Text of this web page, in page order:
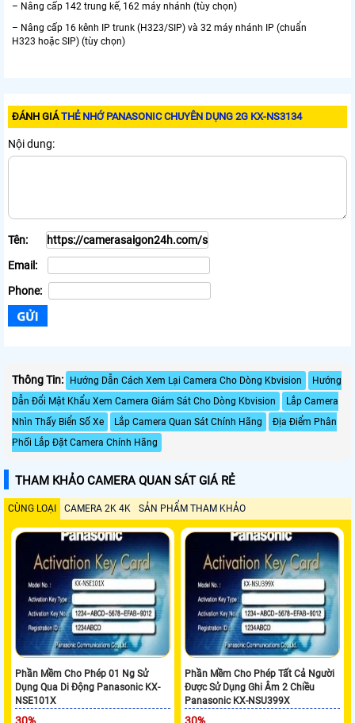
– Nâng cấp 142 trung kế, 162 máy nhánh (tùy chọn)
– Nâng cấp 16 kênh IP trunk (H323/SIP) và 32 máy nhánh IP (chuẩn
H323 hoặc SIP) (tùy chọn)
ĐÁNH GIÁTHẺ NHỚ PANASONIC CHUYÊN DỤNG 2G KX-NS3134
Nội dung:
Tên:
Email:
Phone:
Thông Tin: Hướng Dẫn Cách Xem Lại Camera Cho Dòng Kbvision
Hướng
Dẫn Đổi Mật Khẩu Xem Camera Giám Sát Cho Dòng Kbvision
Lắp Camera
Nhìn Thấy Biển Số Xe
Lắp Camera Quan Sát Chính Hãng
Địa Điểm Phân
Phối Lắp Đặt Camera Chính Hãng
THAM KHẢO CAMERA QUAN SÁT GIÁ RẺ
CÙNG LOẠI CAMERA 2K 4K SẢN PHẨM THAM KHẢO
Phần Mềm Cho Phép 01 Ng Sử
Dụng Qua Di Động Panasonic KX-
NSE101X
30%
Phần Mềm Cho Phép Tất Cả Người
Được Sử Dụng Ghi Âm 2 Chiều
Panasonic KX-NSU399X
30%